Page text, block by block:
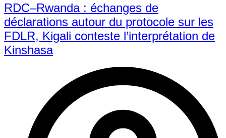
RDC–Rwanda : échanges de
déclarations autour du protocole sur les
FDLR, Kigali conteste l’interprétation de
Kinshasa